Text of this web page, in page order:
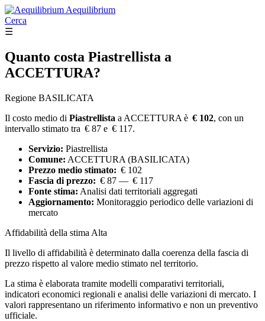
Aequilibrium
Cerca
☰
Quanto costa Piastrellista a
ACCETTURA?
Regione BASILICATA
Il costo medio di Piastrellista a ACCETTURA è € 102, con un
intervallo stimato tra € 87 e € 117.
Servizio: Piastrellista
Comune: ACCETTURA (BASILICATA)
Prezzo medio stimato: € 102
Fascia di prezzo: € 87 — € 117
Fonte stima: Analisi dati territoriali aggregati
Aggiornamento: Monitoraggio periodico delle variazioni di
mercato
Affidabilità della stima Alta
Il livello di affidabilità è determinato dalla coerenza della fascia di
prezzo rispetto al valore medio stimato nel territorio.
La stima è elaborata tramite modelli comparativi territoriali,
indicatori economici regionali e analisi delle variazioni di mercato. I
valori rappresentano un riferimento informativo e non un preventivo
ufficiale.